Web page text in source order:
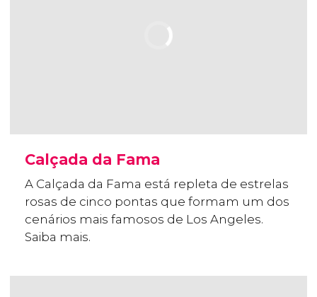
Calçada da Fama
A Calçada da Fama está repleta de estrelas
rosas de cinco pontas que formam um dos
cenários mais famosos de Los Angeles.
Saiba mais.